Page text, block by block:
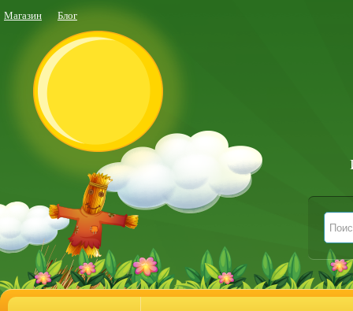
Магазин Блог